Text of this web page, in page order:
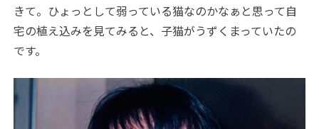
きて。ひょっとして弱っている猫なのかなぁと思って自
宅の植え込みを見てみると、子猫がうずくまっていたの
です。